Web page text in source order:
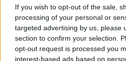
If you wish to opt-out of the sale,
processing of your personal or
targeted advertising by us, please
section to confirm your selection.
opt-out request is processed you
interest-based ads based on
A film zeneszerzője Jirí Sust.
munkatársa, akárcsak az
Sust úr nagyon kultivált
járatos. Csaknem minden